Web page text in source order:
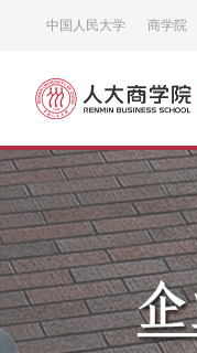
中国人民大学 商学院